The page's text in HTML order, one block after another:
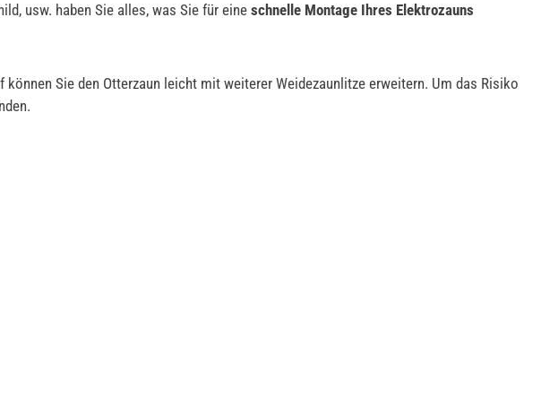
usw. haben Sie alles, was Sie für eine schnelle Montage Ihres Elektrozauns
können Sie den Otterzaun leicht mit weiterer Weidezaunlitze erweitern. Um das Risiko